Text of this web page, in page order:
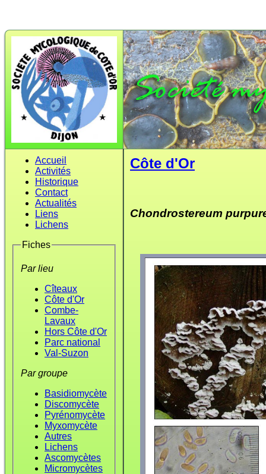
Accueil
Activités
Historique
Contact
Actualités
Liens
Lichens
Fiches
Par lieu
Cîteaux
Côte d'Or
Combe-
Lavaux
Hors Côte d'Or
Parc national
Val-Suzon
Par groupe
Basidiomycète
Discomycète
Pyrénomycète
Myxomycète
Autres
Lichens
Ascomycètes
Micromycètes
Côte d'Or
Chondrostereum